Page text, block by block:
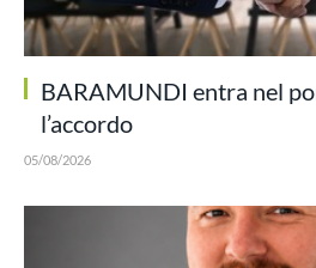
BARAMUNDI entra nel
l’accordo
05/08/2026